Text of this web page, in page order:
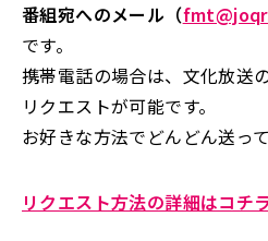
番組宛へのメール（
です。
携帯電話の場合は、文化放送
リクエストが可能です。
お好きな方法でどんどん送っ
リクエスト方法の詳細はコチ